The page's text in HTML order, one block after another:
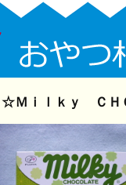
☆Ｍｉｌｋｙ ＣＨ